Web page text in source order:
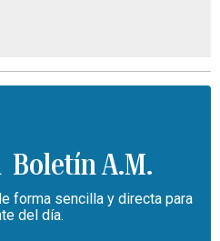
Boletín A.M.
forma sencilla y directa para
del día.